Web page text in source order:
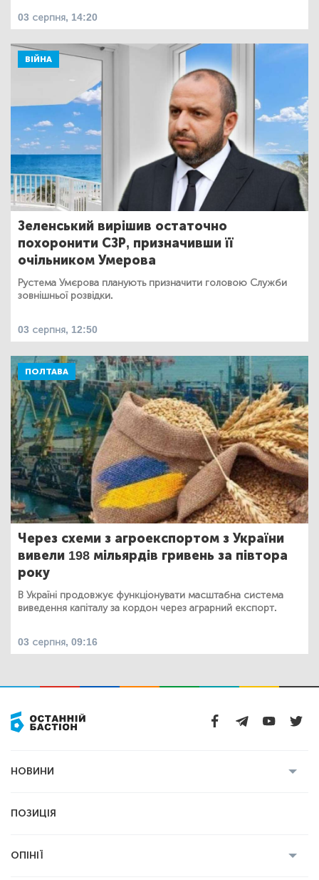
03 серпня, 14:20
ВІЙНА
Зеленський вирішив остаточно
похоронити СЗР, призначивши її
очільником Умерова
Рустема Умєрова планують призначити головою Служби
зовнішньої розвідки.
03 серпня, 12:50
ПОЛТАВА
Через схеми з агроекспортом з України
вивели 198 мільярдів гривень за півтора
року
В Україні продовжує функціонувати масштабна система
виведення капіталу за кордон через аграрний експорт.
03 серпня, 09:16
НОВИНИ
Економіка
ПОЗИЦІЯ
ОПІНІЇ